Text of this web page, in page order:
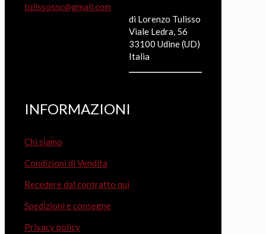
tulissosnc@gmail.com
di Lorenzo Tulisso
Viale Ledra, 56
33100 Udine (UD)
Italia
INFORMAZIONI
Chi siamo
Condizioni di Vendita
Recedere dal contratto qui
Spedizioni e consegne
Privacy policy